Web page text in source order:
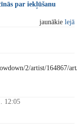
par iekļūšanu
jaunākie lejā
2/artist/164867/
12:05